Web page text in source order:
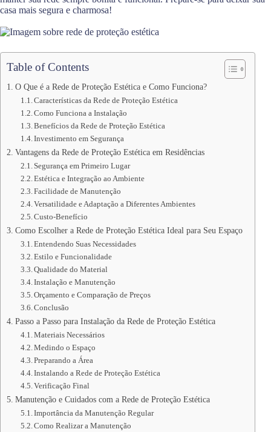
casa mais segura e charmosa!
Table of Contents
O Que é a Rede de Proteção Estética e Como Funciona?
Características da Rede de Proteção Estética
Como Funciona a Instalação
Benefícios da Rede de Proteção Estética
Investimento em Segurança
Vantagens da Rede de Proteção Estética em Residências
Segurança em Primeiro Lugar
Estética e Integração ao Ambiente
Facilidade de Manutenção
Versatilidade e Adaptação a Diferentes Ambientes
Custo-Benefício
Como Escolher a Rede de Proteção Estética Ideal para Seu Espaço
Entendendo Suas Necessidades
Estilo e Funcionalidade
Qualidade do Material
Instalação e Manutenção
Orçamento e Comparação de Preços
Conclusão
Passo a Passo para Instalação da Rede de Proteção Estética
Materiais Necessários
Medindo o Espaço
Preparando a Área
Instalando a Rede de Proteção Estética
Verificação Final
Manutenção e Cuidados com a Rede de Proteção Estética
Importância da Manutenção Regular
Como Realizar a Manutenção